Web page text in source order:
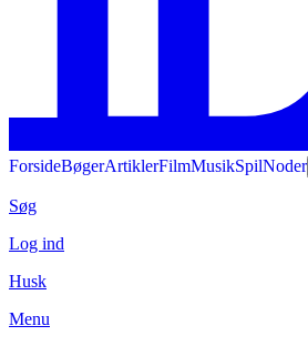
ForsideBøgerArtiklerFilmMusikSpilNoder
Søg
Log ind
Husk
Menu